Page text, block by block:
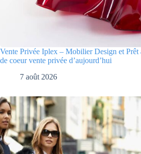
Vente Privée Iplex – Mobilier Design et Prêt
de coeur vente privée d’aujourd’hui
7 août 2026